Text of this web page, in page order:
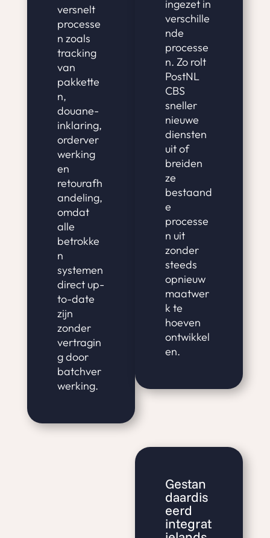
versnelt
processe
n zoals
tracking
van
pakkette
n,
douane-
inklaring,
orderver
werking
en
retourafh
andeling,
omdat
alle
betrokke
n
systemen
direct up-
to-date
zijn
zonder
vertragin
g door
batchver
werking.
ingezet in
verschille
nde
processe
n. Zo rolt
PostNL
CBS
sneller
nieuwe
diensten
uit of
breiden
ze
bestaand
e
processe
n uit
zonder
steeds
opnieuw
maatwer
k te
hoeven
ontwikkel
en.
Gestan
daardis
eerd
integrat